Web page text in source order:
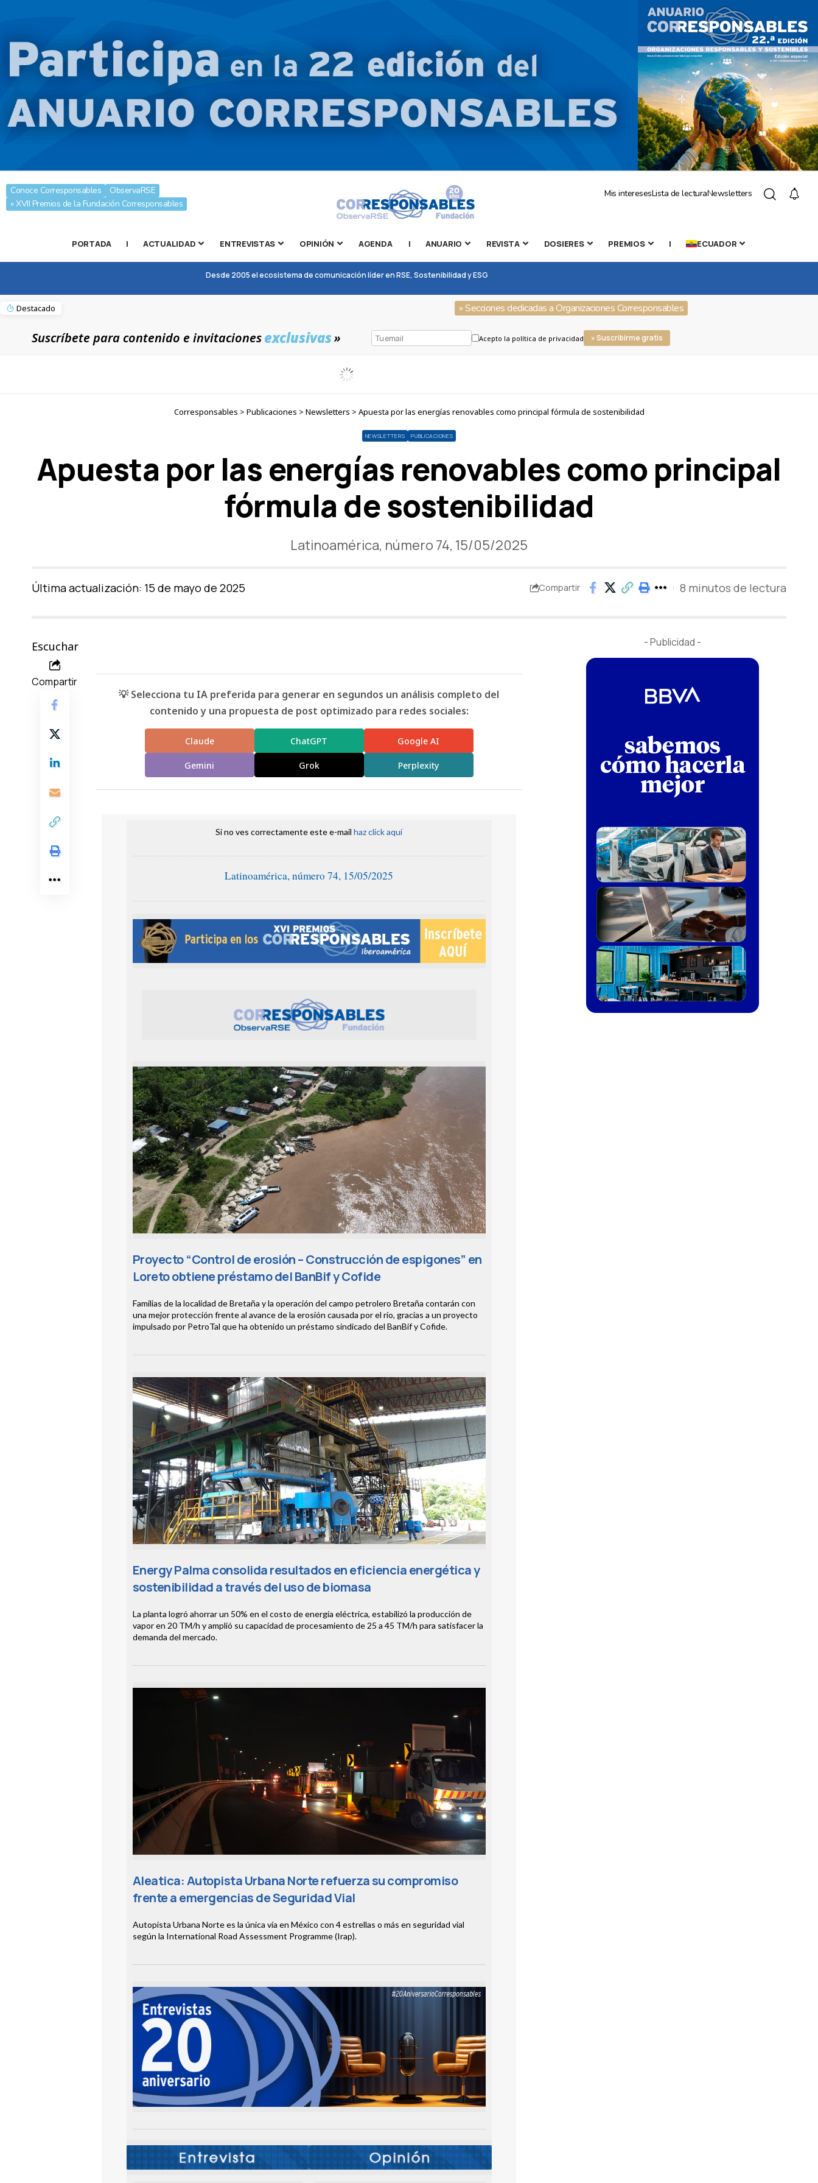
Conoce Corresponsables
ObservaRSE
» XVII Premios de la Fundación Corresponsables
Mis interesesLista de lecturaNewsletters
PORTADA | ACTUALIDAD ENTREVISTAS OPINIÓN AGENDA | ANUARIO REVISTA DOSIERES PREMIOS | ECUADOR
Desde 2005 el ecosistema de comunicación líder en RSE, Sostenibilidad y ESG
Destacado » Secciones dedicadas a Organizaciones Corresponsables
Suscríbete para contenido e invitacionesexclusivas» Acepto la política de privacidad » Suscribirme gratis
Corresponsables > Publicaciones > Newsletters > Apuesta por las energías renovables como principal fórmula de sostenibilidad
NEWSLETTERS PUBLICACIONES
Apuesta por las energías renovables como principal
fórmula de sostenibilidad
Latinoamérica, número 74, 15/05/2025
Última actualización: 15 de mayo de 2025 Compartir 8 minutos de lectura
Escuchar
Compartir
💡 Selecciona tu IA preferida para generar en segundos un análisis completo del
contenido y una propuesta de post optimizado para redes sociales:
Claude ChatGPT Google AI
Gemini Grok Perplexity
Si no ves correctamente este e-mailhaz click aquí
Latinoamérica, número 74, 15/05/2025
Proyecto “Control de erosión – Construcción de espigones” en
Loreto obtiene préstamo del BanBif y Cofide
Familias de la localidad de Bretaña y la operación del campo petrolero Bretaña contarán con
una mejor protección frente al avance de la erosión causada por el río, gracias a un proyecto
impulsado por PetroTal que ha obtenido un préstamo sindicado del BanBif y Cofide.
Energy Palma consolida resultados en eficiencia energética y
sostenibilidad a través del uso de biomasa
La planta logró ahorrar un 50% en el costo de energía eléctrica, estabilizó la producción de
vapor en 20 TM/h y amplió su capacidad de procesamiento de 25 a 45 TM/h para satisfacer la
demanda del mercado.
Aleatica: Autopista Urbana Norte refuerza su compromiso
frente a emergencias de Seguridad Vial
Autopista Urbana Norte es la única vía en México con 4 estrellas o más en seguridad vial
según la International Road Assessment Programme (Irap).
- Publicidad -